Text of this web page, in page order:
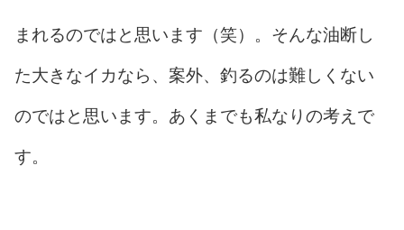
まれるのではと思います（笑）。そんな油断し
た大きなイカなら、案外、釣るのは難しくない
のではと思います。あくまでも私なりの考えで
す。